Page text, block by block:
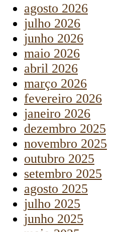
agosto 2026
julho 2026
junho 2026
maio 2026
abril 2026
março 2026
fevereiro 2026
janeiro 2026
dezembro 2025
novembro 2025
outubro 2025
setembro 2025
agosto 2025
julho 2025
junho 2025